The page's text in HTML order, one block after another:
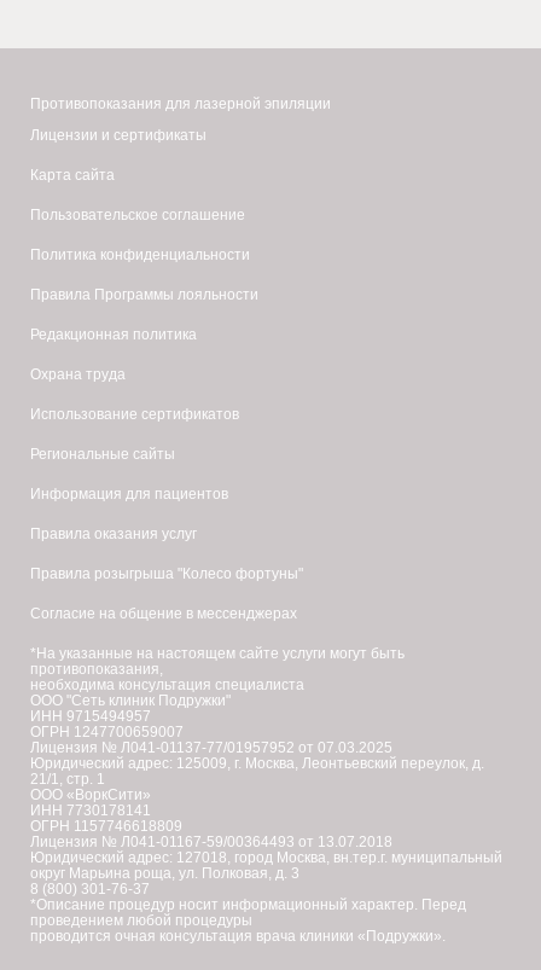
Противопоказания для лазерной эпиляции
Лицензии и сертификаты
Карта сайта
Пользовательское соглашение
Политика конфиденциальности
Правила Программы лояльности
Редакционная политика
Охрана труда
Использование сертификатов
Региональные сайты
Информация для пациентов
Правила оказания услуг
Правила розыгрыша "Колесо фортуны"
Согласие на общение в мессенджерах
*На указанные на настоящем сайте услуги могут быть
противопоказания,
необходима консультация специалиста
ООО "Сеть клиник Подружки"
ИНН 9715494957
ОГРН 1247700659007
Лицензия № Л041-01137-77/01957952 от 07.03.2025
Юридический адрес: 125009, г. Москва, Леонтьевский переулок, д.
21/1, стр. 1
ООО «ВоркСити»
ИНН 7730178141
ОГРН 1157746618809
Лицензия № Л041-01167-59/00364493 от 13.07.2018
Юридический адрес: 127018, город Москва, вн.тер.г. муниципальный
округ Марьина роща, ул. Полковая, д. 3
8 (800) 301-76-37
*Описание процедур носит информационный характер. Перед
проведением любой процедуры
проводится очная консультация врача клиники «Подружки».